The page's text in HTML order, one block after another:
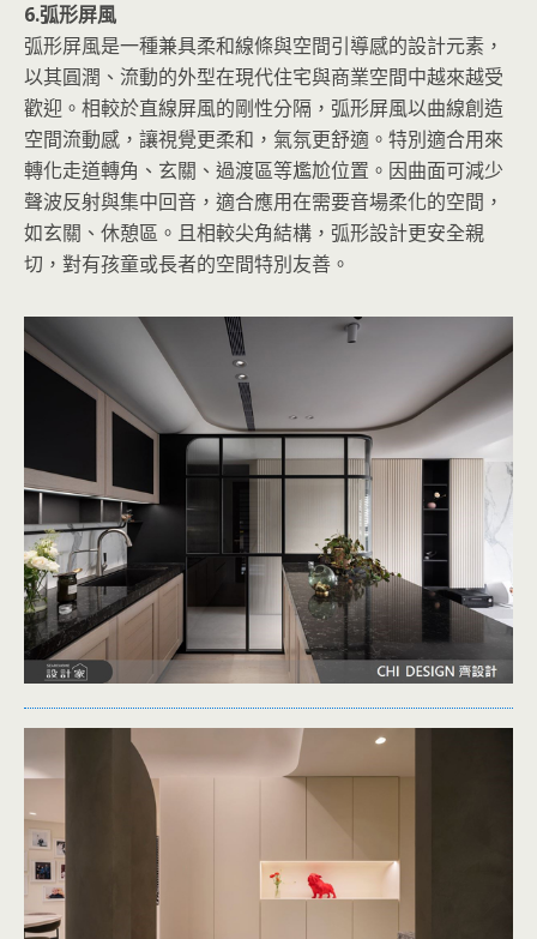
6.弧形屏風
弧形屏風是一種兼具柔和線條與空間引導感的設計元素，
以其圓潤、流動的外型在現代住宅與商業空間中越來越受
歡迎。相較於直線屏風的剛性分隔，弧形屏風以曲線創造
空間流動感，讓視覺更柔和，氣氛更舒適。特別適合用來
轉化走道轉角、玄關、過渡區等尷尬位置。因曲面可減少
聲波反射與集中回音，適合應用在需要音場柔化的空間，
如玄關、休憩區。且相較尖角結構，弧形設計更安全親
切，對有孩童或長者的空間特別友善。